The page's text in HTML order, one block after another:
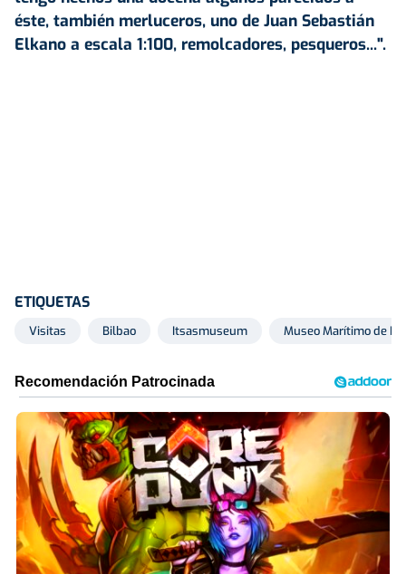
éste, también merluceros, uno de Juan Sebastián
Elkano a escala 1:100, remolcadores, pesqueros...".
ETIQUETAS
Visitas Bilbao Itsasmuseum Museo Marítimo de